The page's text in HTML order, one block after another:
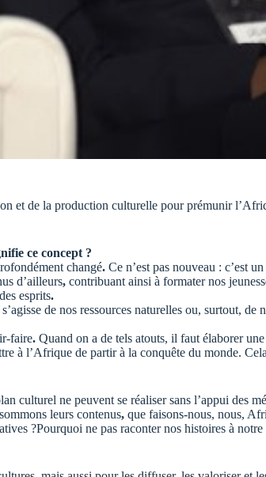
et de la production culturelle pour prémunir
ce concept ?
changé. Ce n’est pas nouveau : c’est
d’ailleurs, contribuant ainsi à formater nos
esprits.
de nos ressources naturelles ou, surtout, de
faire. Quand on a de tels atouts, il faut élaborer
à l’Afrique de partir à la conquête du monde.
culturel ne peuvent se réaliser sans l’appui des
leurs contenus, que faisons-nous, nous,
?Pourquoi ne pas raconter nos histoires à notre